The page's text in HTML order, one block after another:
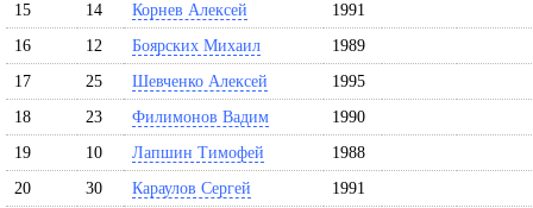
15
14 Корнев Алексей
1991
16
12 Боярских Михаил
1989
17
25 Шевченко Алексей
1995
18
23 Филимонов Вадим
1990
19
10 Лапшин Тимофей
1988
20
30 Караулов Сергей
1991